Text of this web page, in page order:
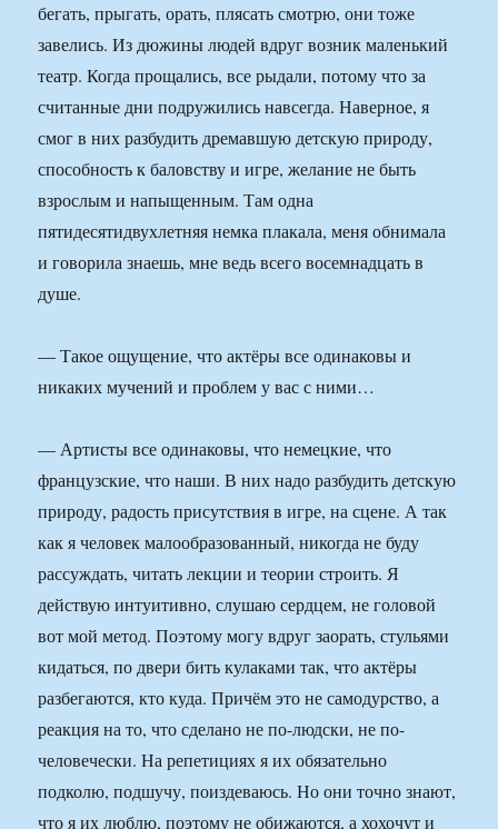
бегать, прыгать, орать, плясать смотрю, они тоже
завелись. Из дюжины людей вдруг возник маленький
театр. Когда прощались, все рыдали, потому что за
считанные дни подружились навсегда. Наверное, я
смог в них разбудить дремавшую детскую природу,
способность к баловству и игре, желание не быть
взрослым и напыщенным. Там одна
пятидесятидвухлетняя немка плакала, меня обнимала
и говорила знаешь, мне ведь всего восемнадцать в
душе.
— Такое ощущение, что актёры все одинаковы и
никаких мучений и проблем у вас с ними…
— Артисты все одинаковы, что немецкие, что
французские, что наши. В них надо разбудить детскую
природу, радость присутствия в игре, на сцене. А так
как я человек малообразованный, никогда не буду
рассуждать, читать лекции и теории строить. Я
действую интуитивно, слушаю сердцем, не головой
вот мой метод. Поэтому могу вдруг заорать, стульями
кидаться, по двери бить кулаками так, что актёры
разбегаются, кто куда. Причём это не самодурство, а
реакция на то, что сделано не по-людски, не по-
человечески. На репетициях я их обязательно
подколю, подшучу, поиздеваюсь. Но они точно знают,
что я их люблю, поэтому не обижаются, а хохочут и